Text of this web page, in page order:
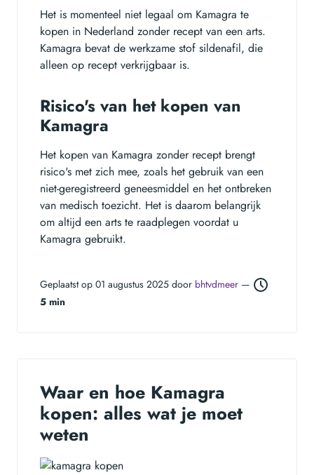
Het is momenteel niet legaal om Kamagra te
kopen in Nederland zonder recept van een arts.
Kamagra bevat de werkzame stof sildenafil, die
alleen op recept verkrijgbaar is.
Risico's van het kopen van
Kamagra
Het kopen van Kamagra zonder recept brengt
risico's met zich mee, zoals het gebruik van een
niet-geregistreerd geneesmiddel en het ontbreken
van medisch toezicht. Het is daarom belangrijk
om altijd een arts te raadplegen voordat u
Kamagra gebruikt.
Geplaatst op 01 augustus 2025 door bhtvdmeer —
5 min
Waar en hoe Kamagra
kopen: alles wat je moet
weten